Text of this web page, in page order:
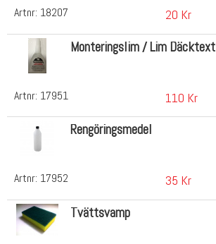
Artnr: 18207 20 Kr
Artnr: 17951
Monteringslim / Lim Däcktext
110 Kr
Artnr: 17952
Rengöringsmedel
35 Kr
Tvättsvamp